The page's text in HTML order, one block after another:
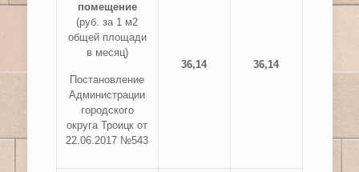
помещение
(руб. за 1 м2
общей площади
в месяц)
Постановление
Администрации
городского
округа Троицк от
22.06.2017 №543
36,14 36,14